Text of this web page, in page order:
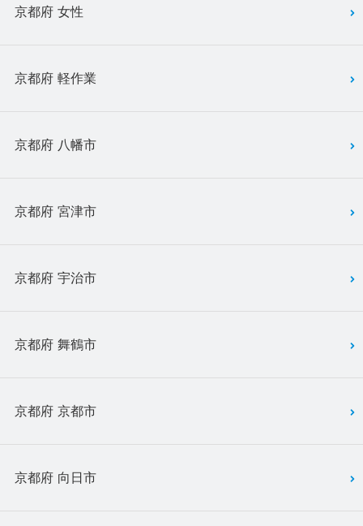
京都府 女性
京都府 軽作業
京都府 八幡市
京都府 宮津市
京都府 宇治市
京都府 舞鶴市
京都府 京都市
京都府 向日市